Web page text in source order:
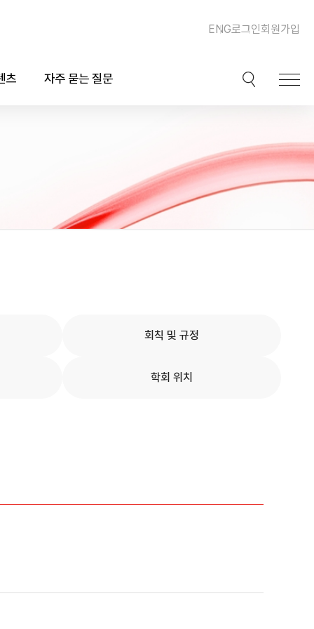
ENG로그인회원가입
츠 자주 묻는 질문
비만, 체중조절, 다이어트
회칙 및 규정
학회 위치